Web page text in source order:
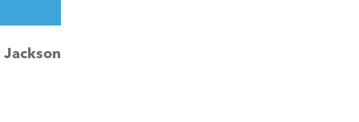
Jackson